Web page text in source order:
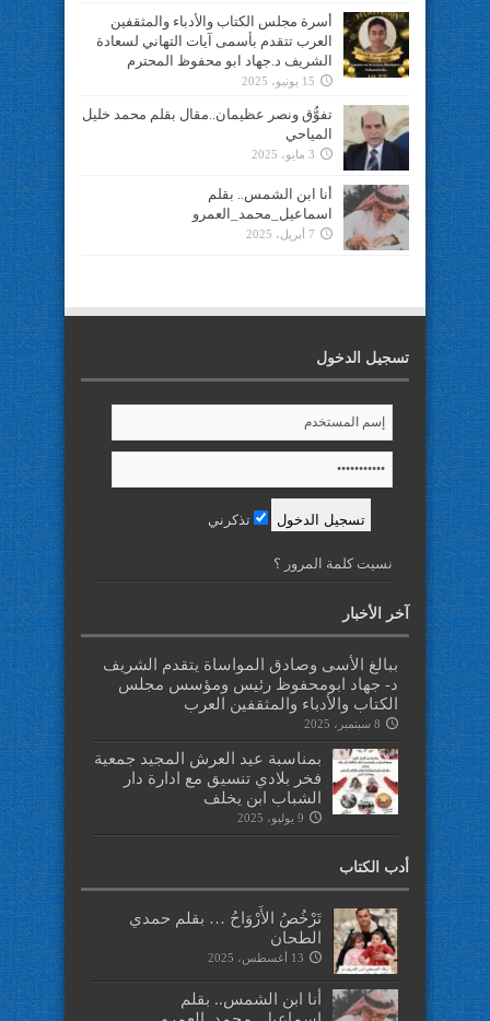
أسرة مجلس الكتاب والأدباء والمثقفين
العرب تتقدم بأسمى آيات التهاني لسعادة
الشريف د.جهاد ابو محفوظ المحترم
15 يونيو، 2025
تفوُّق ونصر عظيمان..مقال بقلم محمد خليل
المياحي
3 مايو، 2025
أنا ابن الشمس.. بقلم
اسماعيل_محمد_العمرو
7 أبريل، 2025
تسجيل الدخول
تذكرني
نسيت كلمة المرور ؟
آخر الأخبار
ببالغ الأسى وصادق المواساة يتقدم الشريف
د- جهاد ابومحفوظ رئيس ومؤسس مجلس
الكتاب والأدباء والمثقفين العرب
8 سبتمبر، 2025
بمناسبة عيد العرش المجيد جمعية
فخر بلادي تنسيق مع ادارة دار
الشباب ابن يخلف
9 يوليو، 2025
أدب الكتاب
تَرْخُصُ الأَرْوَاحُ … بقلم حمدي
الطحان
13 أغسطس، 2025
أنا ابن الشمس.. بقلم